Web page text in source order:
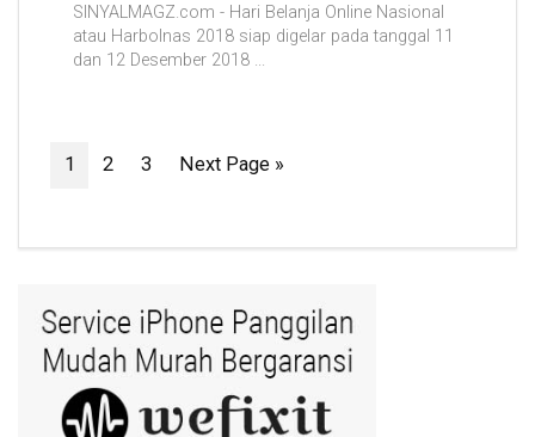
SINYALMAGZ.com - Hari Belanja Online Nasional
atau Harbolnas 2018 siap digelar pada tanggal 11
dan 12 Desember 2018 ...
1 2 3 Next Page »